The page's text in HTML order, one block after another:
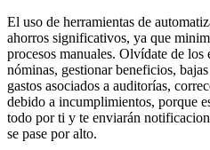
El uso de herramientas de
ahorros significativos, ya que
procesos manuales. Olvídate de
nóminas, gestionar beneficios,
gastos asociados a auditorías,
debido a incumplimientos, porque
todo por ti y te enviarán
se pase por alto.